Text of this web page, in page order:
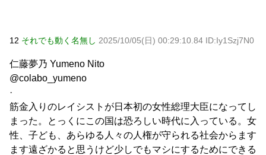
12 それでも動く名無し 2025/10/05(日) 00:29:10.84 ID:Iy1Szj7N0
仁藤夢乃 Yumeno Nito
@colabo_yumeno
·
筋金入りのレイシストが日本初の女性総理大臣になってし
まった。とっくにこの国は恐ろしい時代に入っている。女
性、子ども、あらゆる人々の人権が守られる社会からます
ます遠ざかると思うけど少しでもマシにするためにできる